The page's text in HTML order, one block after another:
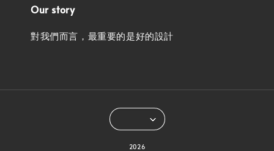
Our story
對我們而言，最重要的是好的設計
2026